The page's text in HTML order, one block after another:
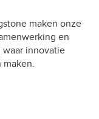
maken onze
en
innovatie
maken.